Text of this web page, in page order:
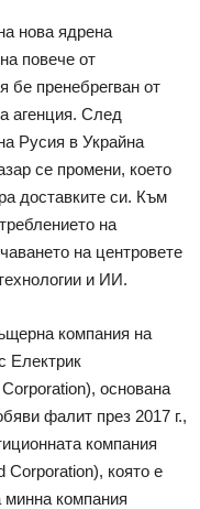
нова ядрена
повече от
бе пренебрегван от
агенция. След
Русия в Украйна
се промени, което
доставките си. Към
на
на центровете
и ИИ.
компания на
Електрик
основана
фалит през 2017 г.,
компания
която е
минна компания